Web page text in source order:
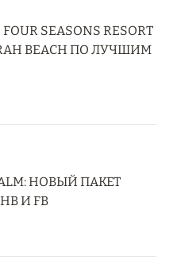
SEASONS RESORT
BEACH ПО ЛУЧШИМ
НОВЫЙ ПАКЕТ
И FB